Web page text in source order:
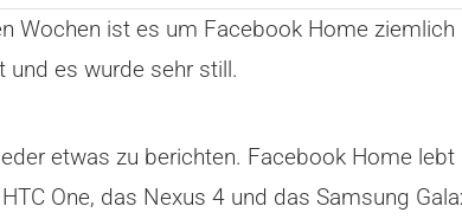
Wochen ist es um Facebook Home
und es wurde sehr still.
etwas zu berichten. Facebook Home
One, das Nexus 4 und das Samsung